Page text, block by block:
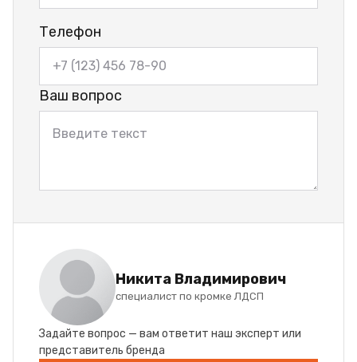
Телефон
Ваш вопрос
Никита Владимирович
специалист по кромке ЛДСП
Задайте вопрос — вам ответит наш эксперт или
представитель бренда